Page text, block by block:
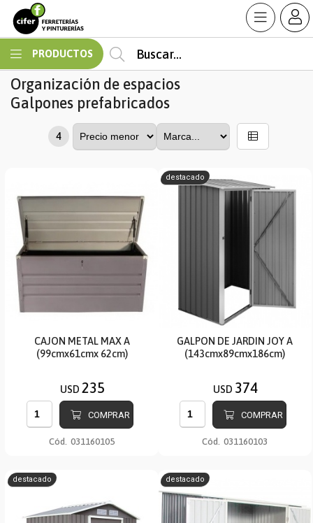
PRODUCTOS
Organización de espacios
Galpones prefabricados
4
CAJON METAL MAX A
(99cmx61cmx 62cm)
USD 235
COMPRAR
Cód. 031160105
destacado
GALPON DE JARDIN JOY A
(143cmx89cmx186cm)
USD 374
COMPRAR
Cód. 031160103
destacado destacado